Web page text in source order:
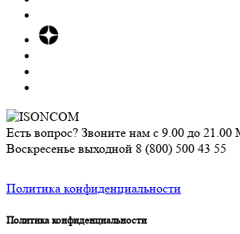
Есть вопрос? Звоните нам с 9.00 до
Воскресенье выходной 8 (800) 500 43 55
Политика конфиденциальности
Политика конфиденциальности